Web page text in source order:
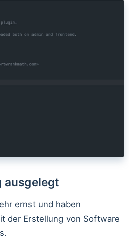
ausgelegt
ernst und haben
der Erstellung von Software